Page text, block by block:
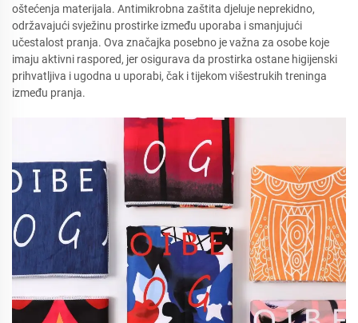
oštećenja materijala. Antimikrobna zaštita djeluje neprekidno,
održavajući svježinu prostirke između uporaba i smanjujući
učestalost pranja. Ova značajka posebno je važna za osobe koje
imaju aktivni raspored, jer osigurava da prostirka ostane higijenski
prihvatljiva i ugodna u uporabi, čak i tijekom višestrukih treninga
između pranja.